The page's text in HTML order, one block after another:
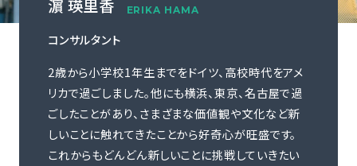
今すぐ無料で登録 ログイン
濵 瑛里香 ERIKA HAMA
コンサルタント
2歳から小学校1年生までをドイツ、高校時代をアメ
リカで過ごしました。他にも横浜、東京、名古屋で過
ごしたことがあり、さまざまな価値観や文化など新
しいことに触れてきたことから好奇心が旺盛です。
これからもどんどん新しいことに挑戦していきたい